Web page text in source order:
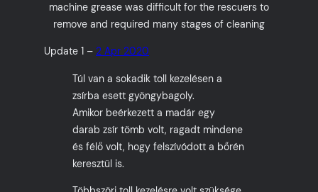
machine grease was difficult for the rescuers to
remove and required many stages of cleaning
Update 1 – 2 Apr 2020
Túl van a sokadik toll kezelésen a
zsírba esett gyöngybagoly.
Amikor beérkezett a madár egy
darab zsír tömb volt, ragadt mindene
és félő volt, hogy felszívódott a bőrén
keresztül is.